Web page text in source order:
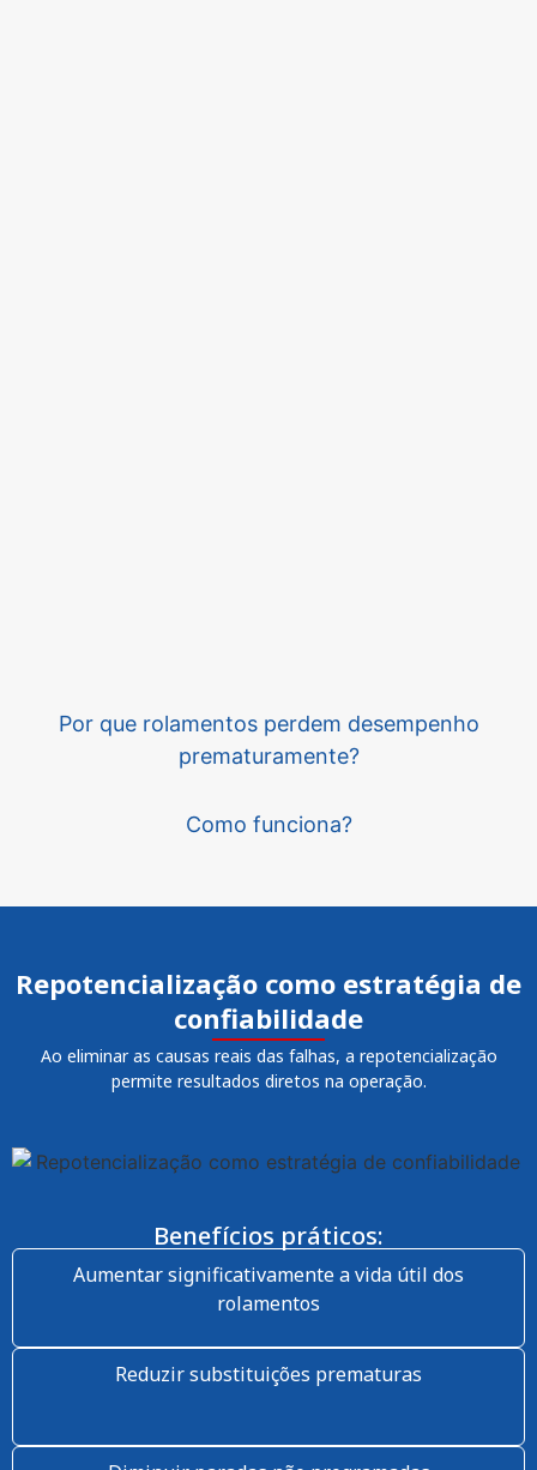
Por que rolamentos perdem desempenho
prematuramente?
Como funciona?
Repotencialização como estratégia de
confiabilidade
Ao eliminar as causas reais das falhas, a repotencialização
permite resultados diretos na operação.
Benefícios práticos:
Aumentar significativamente a vida útil dos
rolamentos
Reduzir substituições prematuras